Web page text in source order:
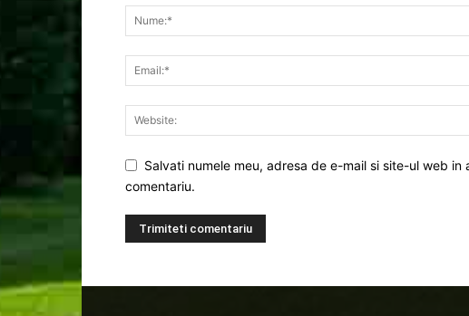
Salvati numele meu, adresa de e-mail si site-ul web
comentariu.